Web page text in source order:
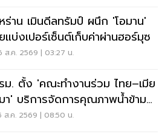
ร่าน เมินดีลทรัมป์ ผนึก 'โอมาน'
แบ่งเปอร์เซ็นต์เก็บค่าผ่านฮอร์มุซ
ส.ค. 2569 | 03:27 น.
ม. ตั้ง 'คณะทำงานร่วม ไทย–เมีย
า' บริการจัดการคุณภาพน้ำข้าม
น
ส.ค. 2569 | 08:50 น.